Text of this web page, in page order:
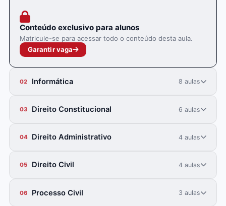
Conteúdo exclusivo para alunos
Matricule-se para acessar todo o conteúdo desta aula.
Garantir vaga
02 Informática 8 aulas
03 Direito Constitucional 6 aulas
04 Direito Administrativo 4 aulas
05 Direito Civil 4 aulas
06 Processo Civil 3 aulas